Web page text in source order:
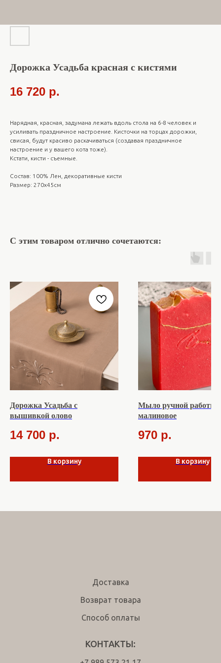
Дорожка Усадьба красная с кистями
16 720 р.
Нарядная, красная, задумана лежать вдоль стола на 6-8 человек и
усиливать праздничное настроение. Кисточки на торцах дорожки,
свисая, будут красиво раскачиваться (создавая праздничное
настроение и у вашего кота тоже).
Кстати, кисти - съемные.
Состав: 100% Лен, декоративные кисти
Размер: 270х45см
С этим товаром отлично сочетаются:
Дорожка Усадьба с
вышивкой олово
14 700 р.
В корзину
Мыло ручной работы
малиновое
970 р.
В корзину
КОНТАКТЫ:
Возврат товара
Способ оплаты
Доставка